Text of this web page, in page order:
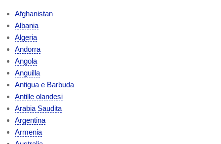
Afghanistan
Albania
Algeria
Andorra
Angola
Anguilla
Antigua e Barbuda
Antille olandesi
Arabia Saudita
Argentina
Armenia